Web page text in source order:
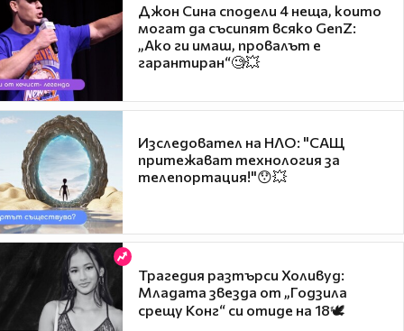
Джон Сина сподели 4 неща, които
могат да съсипят всяко GenZ:
„Ако ги имаш, провалът е
гарантиран“🧐💥
Изследовател на НЛО: "САЩ
притежават технология за
телепортация!"😯💥
Трагедия разтърси Холивуд:
Младата звезда от „Годзила
срещу Конг“ си отиде на 18🕊️